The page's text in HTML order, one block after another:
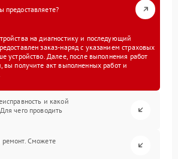
предоставляете?
на диагностику и последующий
заказ-наряд с указанием страховых
устройство. Далее, после выполнения работ
вы получите акт выполненных работ и
и какой
чего проводить
Сможете